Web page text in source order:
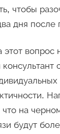
чтобы
дня после
вопрос
что на
будут